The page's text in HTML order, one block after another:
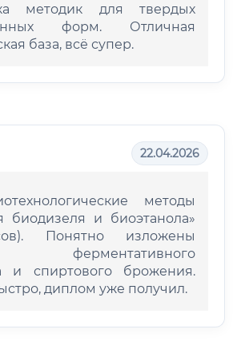
методик для твердых
форм. Отличная
база, всё супер.
22.04.2026
методы
биодизеля и биоэтанола»
Понятно изложены
ферментативного
и спиртового брожения.
диплом уже получил.